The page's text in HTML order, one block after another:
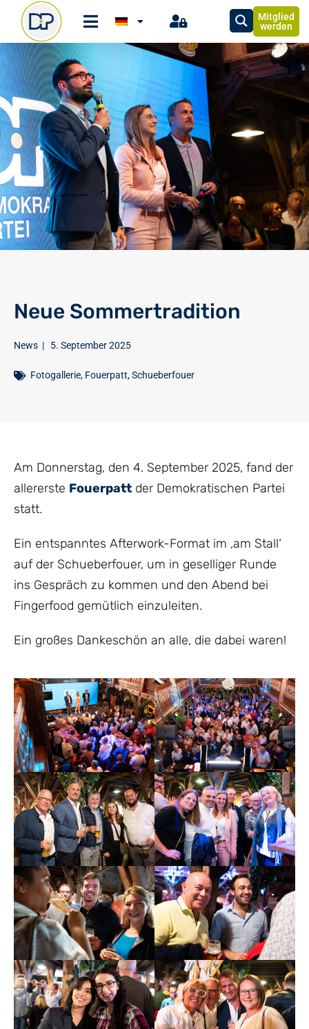
Mitglied
werden
Neue Sommertradition
News | 5. September 2025
Fotogallerie, Fouerpatt,Schueberfouer
Am Donnerstag, den 4. September 2025, fand der
allererste Fouerpatt der Demokratischen Partei
statt.
Ein entspanntes Afterwork-Format im ‚am Stall‘
auf der Schueberfouer, um in geselliger Runde
ins Gespräch zu kommen und den Abend bei
Fingerfood gemütlich einzuleiten.
Ein großes Dankeschön an alle, die dabei waren!